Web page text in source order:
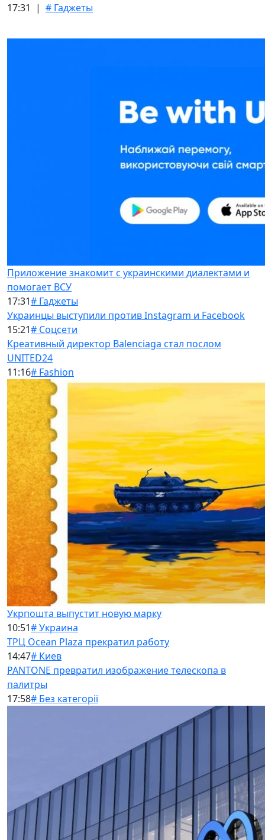
17:31 | # Гаджеты
Приложение знакомит с украинскими диалектами и
помогает ВСУ
17:31# Гаджеты
Украинцы выступили против Instagram и Facebook
15:21# Соцсети
Креативный директор Balenciaga стал послом
UNITED24
11:16# Fashion
Укрпошта выпустит новую марку
10:51# Украина
ТРЦ Ocean Plaza прекратил работу
14:47# Киев
PANTONE превратил изображение телескопа в
палитры
17:58# Без категорії